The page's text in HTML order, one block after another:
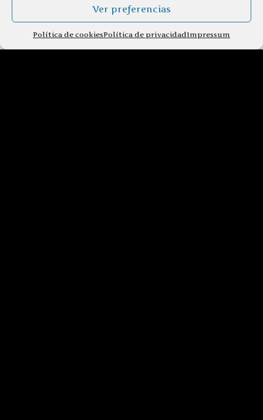
Ver preferencias
Política de cookiesPolítica de privacidadImpressum